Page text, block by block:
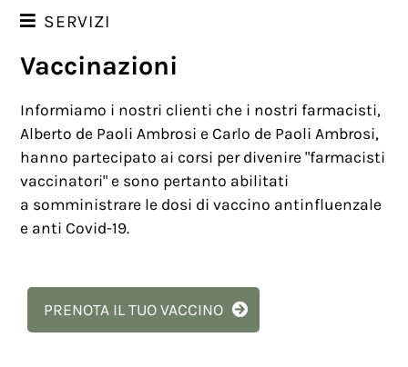
SERVIZI
ANALISI
TAMPONI RAPIDI
ANALISI DELL'IMPEDENZA BIOELETTRICA
TEST GENETICO MIOGENE
CUOIO CAPELLUTO SANO
REPARTO PRIMA INFANZIA
Vaccinazioni
Informiamo i nostri clienti che i nostri farmacisti,
Alberto de Paoli Ambrosi e Carlo de Paoli Ambrosi,
hanno partecipato ai corsi per divenire "farmacisti
vaccinatori" e sono pertanto abilitati
a somministrare le dosi di vaccino antinfluenzale
e anti Covid-19.
PRENOTA IL TUO VACCINO